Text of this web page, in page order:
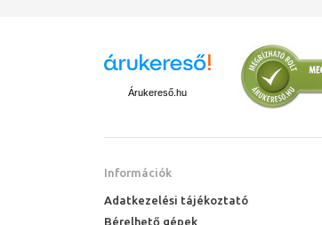
Árukereső.hu
Információk
Adatkezelési tájékoztató
Bérelhető gépek